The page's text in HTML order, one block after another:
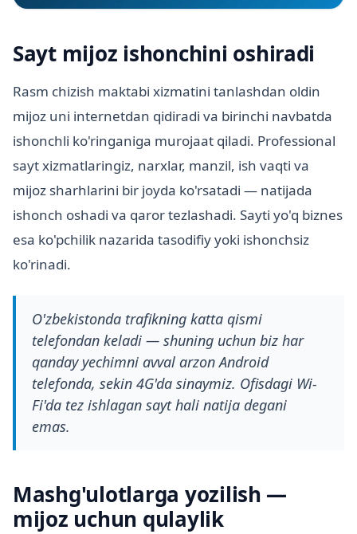
Sayt mijoz ishonchini oshiradi
Rasm chizish maktabi xizmatini tanlashdan oldin
mijoz uni internetdan qidiradi va birinchi navbatda
ishonchli ko'ringaniga murojaat qiladi. Professional
sayt xizmatlaringiz, narxlar, manzil, ish vaqti va
mijoz sharhlarini bir joyda ko'rsatadi — natijada
ishonch oshadi va qaror tezlashadi. Sayti yo'q biznes
esa ko'pchilik nazarida tasodifiy yoki ishonchsiz
ko'rinadi.
O'zbekistonda trafikning katta qismi
telefondan keladi — shuning uchun biz har
qanday yechimni avval arzon Android
telefonda, sekin 4G'da sinaymiz. Ofisdagi Wi-
Fi'da tez ishlagan sayt hali natija degani
emas.
Mashg'ulotlarga yozilish —
mijoz uchun qulaylik